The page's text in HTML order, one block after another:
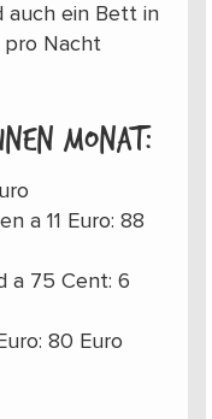
auch ein Bett in
Nacht
Monat:
a 11 Euro: 88
a 75 Cent: 6
80 Euro